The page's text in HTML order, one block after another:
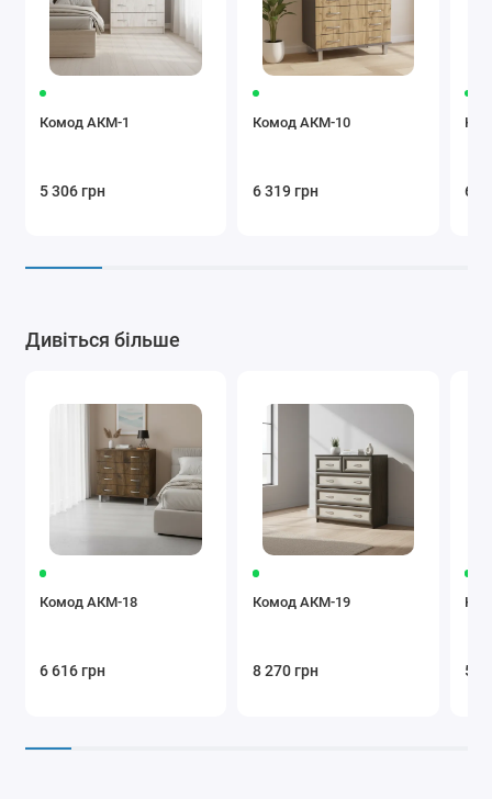
Комод АКМ-1
5 306 грн
Комод АКМ-10
6 319 грн 6
Дивіться більше
Комод АКМ-18
6 616 грн
Комод АКМ-19
8 270 грн 5